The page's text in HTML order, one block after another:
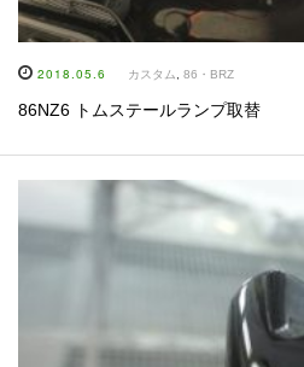
2018.05.6 カスタム 86・BRZ
86NZ6 トムステールランプ取替